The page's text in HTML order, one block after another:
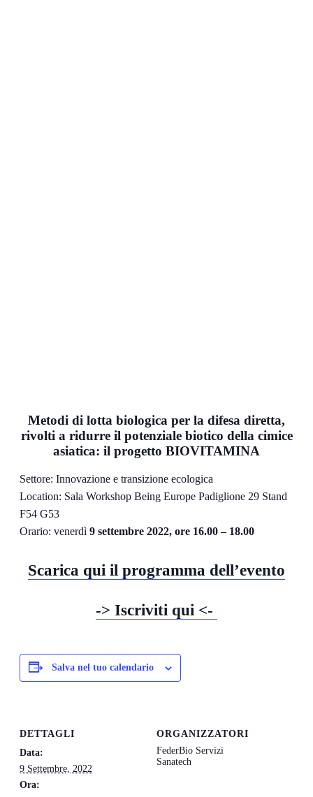
Metodi di lotta biologica per la difesa diretta,
rivolti a ridurre il potenziale biotico della cimice
asiatica: il progetto BIOVITAMINA
Settore: Innovazione e transizione ecologica
Location: Sala Workshop Being Europe Padiglione 29 Stand
F54 G53
Orario: venerdì 9 settembre 2022, ore 16.00 – 18.00
Scarica qui il programma dell’evento
-> Iscriviti qui <-
Salva nel tuo calendario
DETTAGLI
Data:
9 Settembre, 2022
Ora:
ORGANIZZATORI
FederBio Servizi
Sanatech